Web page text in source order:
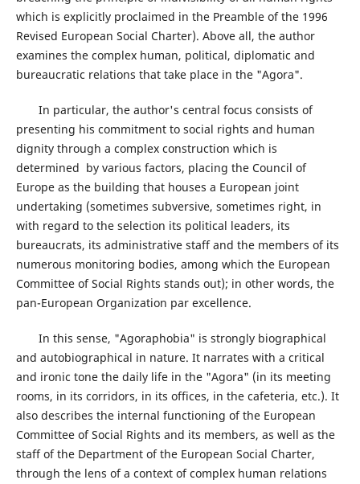
which is explicitly proclaimed in the Preamble of the 1996
Revised European Social Charter). Above all, the author
examines the complex human, political, diplomatic and
bureaucratic relations that take place in the "Agora".
In particular, the author's central focus consists of
presenting his commitment to social rights and human
dignity through a complex construction which is
determined by various factors, placing the Council of
Europe as the building that houses a European joint
undertaking (sometimes subversive, sometimes right, in
with regard to the selection its political leaders, its
bureaucrats, its administrative staff and the members of its
numerous monitoring bodies, among which the European
Committee of Social Rights stands out); in other words, the
pan-European Organization par excellence.
In this sense, "Agoraphobia" is strongly biographical
and autobiographical in nature. It narrates with a critical
and ironic tone the daily life in the "Agora" (in its meeting
rooms, in its corridors, in its offices, in the cafeteria, etc.). It
also describes the internal functioning of the European
Committee of Social Rights and its members, as well as the
staff of the Department of the European Social Charter,
through the lens of a context of complex human relations